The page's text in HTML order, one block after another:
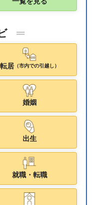
転居（市内での引越し）
婚姻
出生
就職・転職